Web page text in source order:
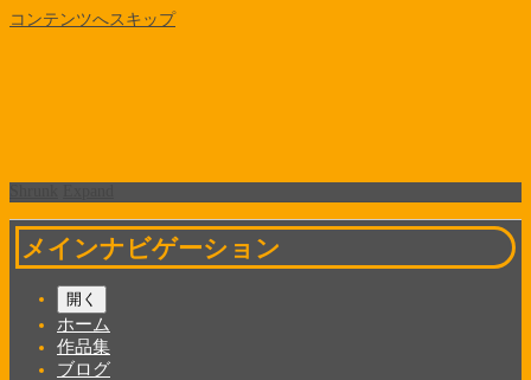
コンテンツへスキップ
メインナビゲーション
開く
ホーム
作品集
ブログ